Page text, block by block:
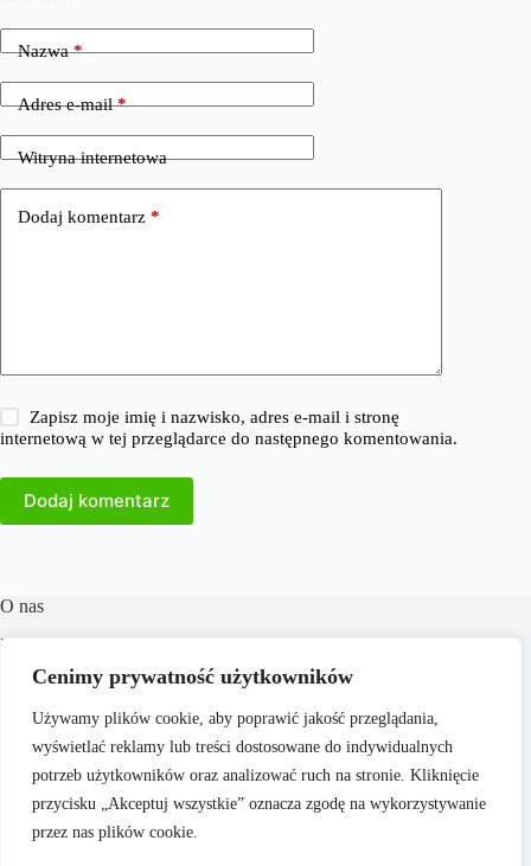
Cenimy prywatność użytkowników
Używamy plików cookie, aby poprawić jakość przeglądania,
wyświetlać reklamy lub treści dostosowane do indywidualnych
potrzeb użytkowników oraz analizować ruch na stronie. Kliknięcie
przycisku „Akceptuj wszystkie” oznacza zgodę na wykorzystywanie
przez nas plików cookie.
Nazwa*
Adres e-mail*
Witryna internetowa
Dodaj komentarz *
Zapisz moje imię i nazwisko, adres e-mail i stronę
internetową w tej przeglądarce do następnego komentowania.
Dodaj komentarz
O nas
​38Milionow.pl to portal internetowy oferujący aktualne
informacje i analizy z dziedzin takich jak biznes, finanse,
praca, technologia, marketing i prawo. Naszym celem jest
dostarczanie rzetelnych treści, które wspierają czytelników w
podejmowaniu świadomych decyzji oraz inspirują do
działania. Dbamy o to, aby nasze artykuły były zrozumiałe i
dostępne dla każdego, niezależnie od poziomu wiedzy.